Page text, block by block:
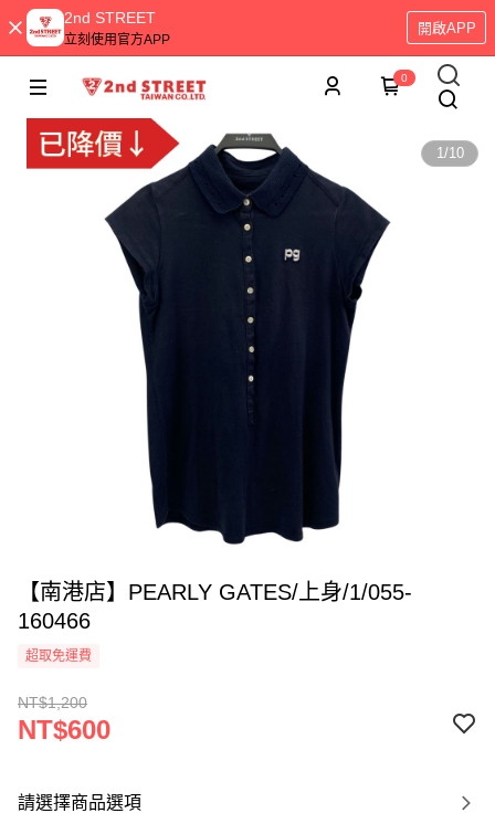
2nd STREET
立刻使用官方APP
開啟APP
0
1/10
【南港店】PEARLY GATES/上身/1/055-
160466
超取免運費
NT$1,200
NT$600
請選擇商品選項